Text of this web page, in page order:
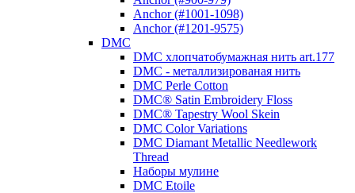
Anchor (#1001-1098)
Anchor (#1201-9575)
DMC
DMC хлопчатобумажная нить art.177
DMC - металлизированая нить
DMC Perle Cotton
DMC® Satin Embroidery Floss
DMC® Tapestry Wool Skein
DMC Color Variations
DMC Diamant Metallic Needlework
Thread
Наборы мулине
DMC Etoile